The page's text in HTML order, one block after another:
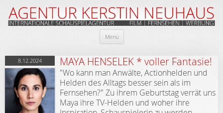
Menü Zum
springen
8.12.2024 MAYA HENSELEK * voller Fantasie!
"Wo kann man Anwälte, Actionhelden und
Helden des Alltags besser sein als im
Fernsehen?" Zu ihrem Geburtstag verrät uns
Maya ihre TV-Helden und woher ihre